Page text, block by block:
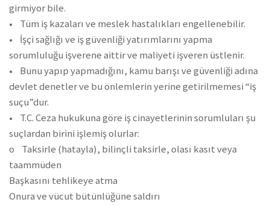
girmiyor bile.
• Tüm iş kazaları ve meslek hastalıkları engellenebilir.
• İşçi sağlığı ve iş güvenliği yatırımlarını yapma
sorumluluğu işverene aittir ve maliyeti işveren üstlenir.
• Bunu yapıp yapmadığını, kamu barışı ve güvenliği adına
devlet denetler ve bu önlemlerin yerine getirilmemesi “iş
suçu”dur.
• T.C. Ceza hukukuna göre iş cinayetlerinin sorumluları şu
suçlardan birini işlemiş olurlar:
o Taksirle (hatayla), bilinçli taksirle, olası kasıt veya
taammüden
Başkasını tehlikeye atma
Onura ve vücut bütünlüğüne saldırı